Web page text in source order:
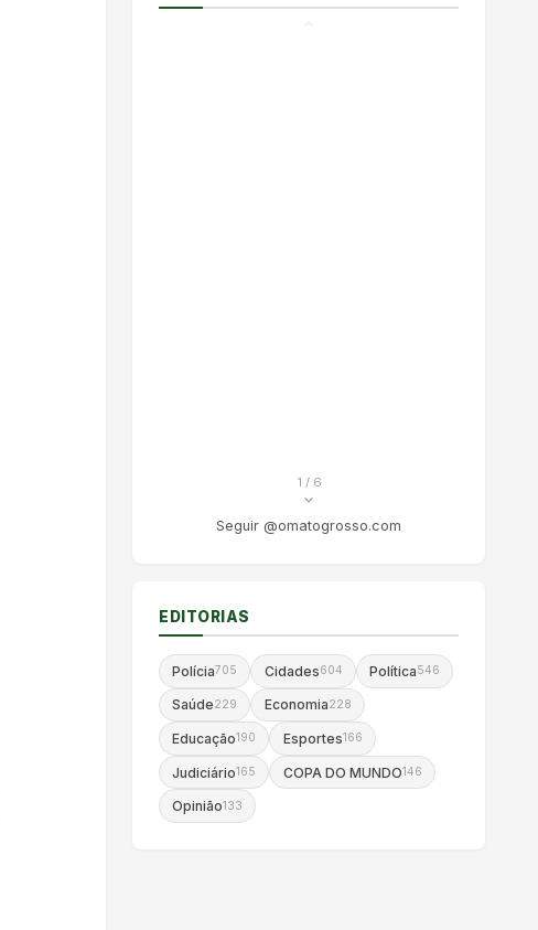
1 / 6
Seguir @omatogrosso.com
EDITORIAS
Polícia705 Cidades604 Política546
Saúde229 Economia228
Educação190 Esportes166
Judiciário165 COPA DO MUNDO146
Opinião133